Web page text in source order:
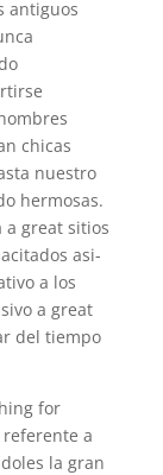
antiguos
chicas
nuestro
hermosas.
a great sitios
asi­
a los
a great
del tiempo
for
a
la gran